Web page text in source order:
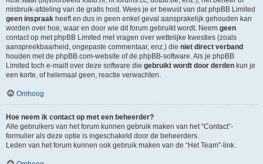
misbruik-afdeling van de gratis host. Wees je er bewust van dat phpBB Limited
geen inspraak heeft en dus in geen enkel geval aansprakelijk gehouden kan
worden over hoe, waar en door wie dit forum gebruikt wordt. Neem geen
contact op met phpBB Limited met vragen over wettelijke kwesties (zoals
aanspreekbaarheid, ongepaste commentaar, enz.) die niet direct verband
houden met de phpBB.com-website of de phpBB-software. Als je phpBB
Limited toch e-mailt over deze software die gebruikt wordt door derden kun je
een korte, of helemaal geen, reactie verwachten.
Omhoog
Hoe neem ik contact op met een beheerder?
Alle gebruikers van het forum kunnen gebruik maken van het “Contact”-
formulier als deze optie is ingeschakeld door de beheerders.
Leden van het forum kunnen ook gebruik maken van de “Het Team”-link.